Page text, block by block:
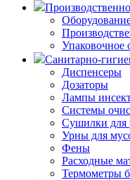
Упаковочное
Санитарно-
Диспенсеры
Дозаторы
Лампы
Системы
Сушилки для
Урны для
Фены
Расходные
Термометры